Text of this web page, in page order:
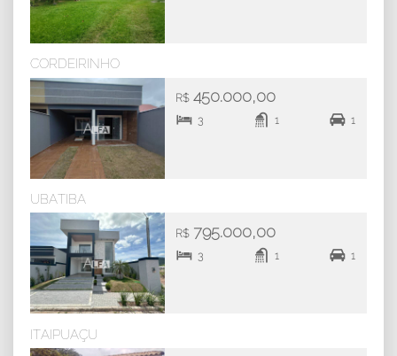
CORDEIRINHO
R$450.000,00
3 1 1
UBATIBA
R$795.000,00
3 1 1
ITAIPUAÇU